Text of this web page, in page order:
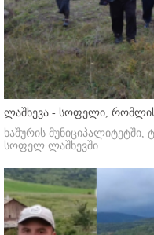
ლაშხევა - სოფელი,
ხაშურის
სოფელ ლაშხევში